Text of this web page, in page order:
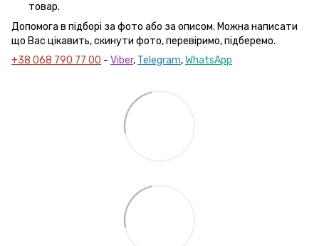
товар.
Допомога в підборі за фото або за описом. Можна написати
що Вас цікавить, скинути фото, перевіримо, підберемо.
+38 068 790 77 00 - Viber, Telegram,WhatsApp